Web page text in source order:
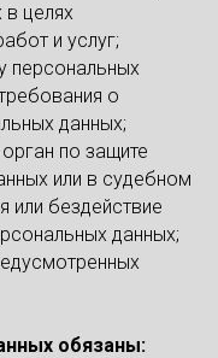
целях
и услуг;
персональных
о
данных;
по защите
или в судебном
или бездействие
данных;
обязаны: